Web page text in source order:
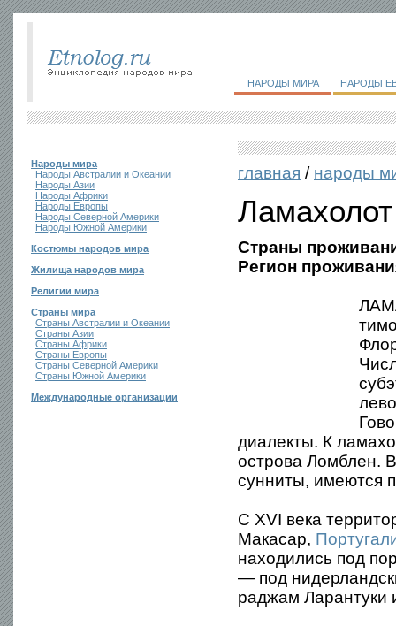
НАРОДЫ МИРА НАРОДЫ
Народы мира
Народы Австралии и Океании
Народы Азии
Народы Африки
Народы Европы
Народы Северной Америки
Народы Южной Америки
Костюмы народов мира
Жилища народов мира
Религии мира
Страны мира
Страны Австралии и Океании
Страны Азии
Страны Африки
Страны Европы
Страны Северной Америки
Страны Южной Америки
Международные организации
главная / народы
Ламахолот
Страны
Регион
диалекты. К
острова Ломблен.
сунниты, имеются
С XVI века
Макасар,
находились под
— под
раджам Ларантуки